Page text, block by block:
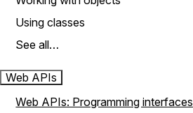
Using classes
See all…
Web APIs
Web APIs: Programming interfaces